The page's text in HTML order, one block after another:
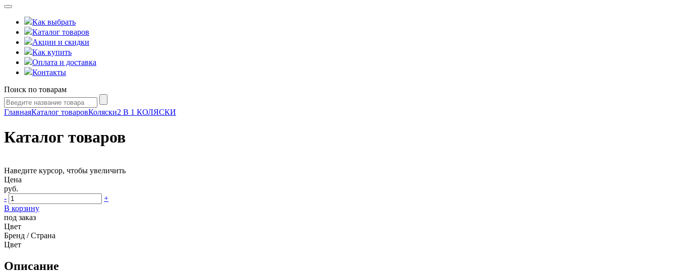
Как выбрать
Каталог товаров
Акции и скидки
Как купить
Оплата и доставка
Контакты
Поиск по товарам
ГлавнаяКаталог товаровКоляски2 В 1 КОЛЯСКИ
Каталог товаров
Наведите курсор, чтобы увеличить
Цена
руб.
-
+
В корзину
под заказ
Цвет
Бренд / Страна
Цвет
Описание